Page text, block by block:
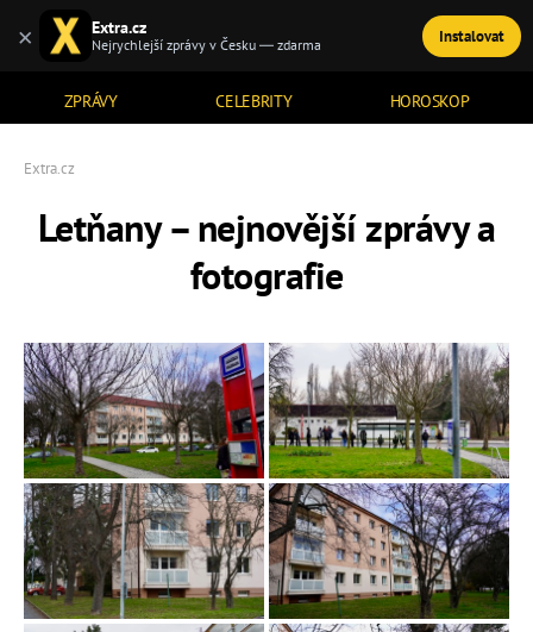
ZPRÁVY CELEBRITY HOROSKOP
TÉMATA
Extra.cz
Letňany – nejnovější zprávy a
fotografie
× Extra.cz
Nejrychlejší zprávy v Česku — zdarma Instalovat